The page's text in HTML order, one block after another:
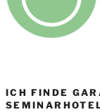
ICH FINDE